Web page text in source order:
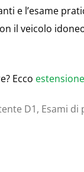
e l’esame
il veicolo
Ecco
D1, Esami di